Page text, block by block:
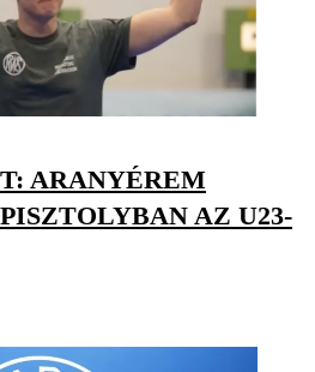
ARANYÉREM
AZ U23-